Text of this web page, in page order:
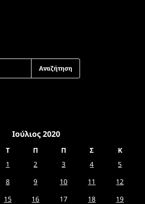
Ιούλιος 2020
Τ Π Π Σ
Κ
1
2 3 4
5
8 9 10 11
12
15 16 17 18
19